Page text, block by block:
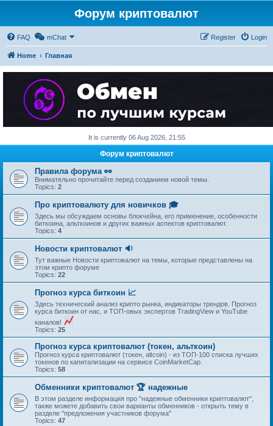
Форум криптовалют
FAQ mChat Login
Register
Home Главная
It is currently 06 Aug 2026, 21:55
Форум криптовалют
Правила форума 👀
Внимательно прочитайте перед созданием новой темы.
Topics: 2
Про криптовалюту для новичков 🎓
Здесь мы обсуждаем основы блокчейна, его применение, особенности
биткоина, альткоинов и других важных аспектов криптовалют.
Topics: 4
Новости криптовалют 🔉
Тут важные Новости криптовалют на темы, которые представлены на
этом крипто форуме
Topics: 22
Прогноз курса биткоин 📈
Здесь технический анализ крипто рынка, индикаторы трендов. Прогноз
курса биткоин от нас, и ТОП-овых экспертов TradingView и YouTube
каналов!
Topics: 25
Прогноз курса криптовалют (токен, альткоин)
Прогноз курса криптовалют (токен, altcoin) - из ТОП-100 списка лучших
токенов по капитализации на сервисе CoinMarketCap.
Topics: 58
Обменники криптовалют 🏆 надежные
В этом разделе информация про "надежные обменники криптовалют",
также можете добавить свои варианты обменников - открыть тему в
разделе "предложения участников форума"
Topics: 47